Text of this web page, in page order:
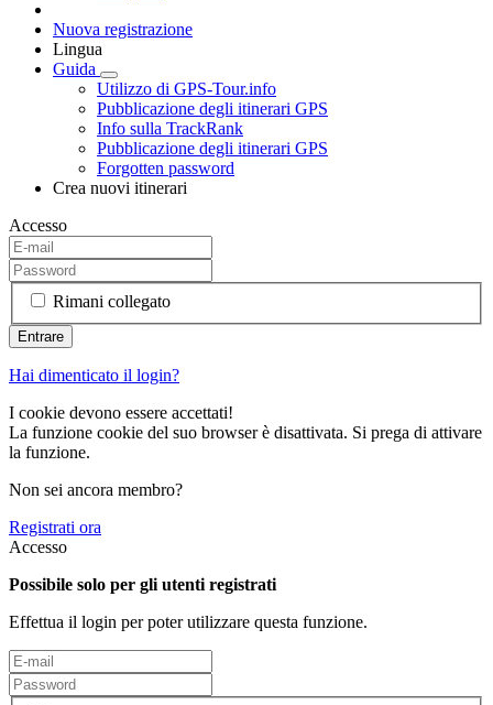
Nuova registrazione
Lingua
Guida
Utilizzo di GPS-Tour.info
Pubblicazione degli itinerari GPS
Info sulla TrackRank
Pubblicazione degli itinerari GPS
Forgotten password
Crea nuovi itinerari
Accesso
Rimani collegato
Hai dimenticato il login?
I cookie devono essere accettati!
La funzione cookie del suo browser è disattivata. Si prega di attivare
la funzione.
Non sei ancora membro?
Registrati ora
Accesso
Possibile solo per gli utenti registrati
Effettua il login per poter utilizzare questa funzione.